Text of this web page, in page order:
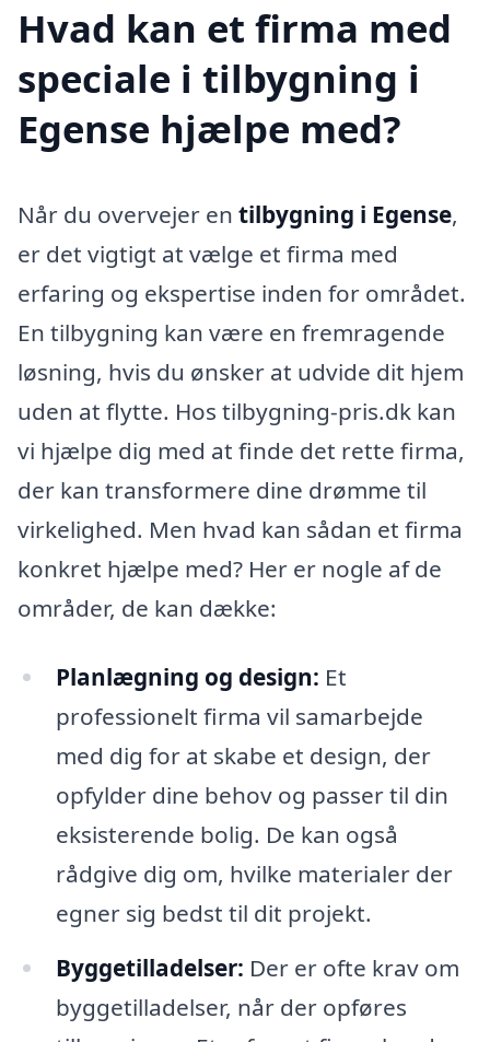
Hvad kan et firma med
speciale i tilbygning i
Egense hjælpe med?
Når du overvejer en tilbygning i Egense,
er det vigtigt at vælge et firma med
erfaring og ekspertise inden for området.
En tilbygning kan være en fremragende
løsning, hvis du ønsker at udvide dit hjem
uden at flytte. Hos tilbygning-pris.dk kan
vi hjælpe dig med at finde det rette firma,
der kan transformere dine drømme til
virkelighed. Men hvad kan sådan et firma
konkret hjælpe med? Her er nogle af de
områder, de kan dække:
Planlægning og design: Et
professionelt firma vil samarbejde
med dig for at skabe et design, der
opfylder dine behov og passer til din
eksisterende bolig. De kan også
rådgive dig om, hvilke materialer der
egner sig bedst til dit projekt.
Byggetilladelser: Der er ofte krav om
byggetilladelser, når der opføres